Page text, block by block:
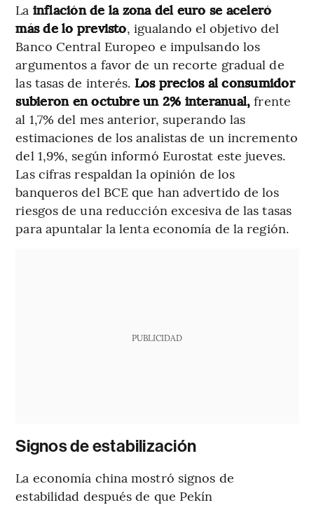
La inflación de la zona del euro se aceleró
más de lo previsto, igualando el objetivo del
Banco Central Europeo e impulsando los
argumentos a favor de un recorte gradual de
las tasas de interés. Los precios al consumidor
subieron en octubre un 2% interanual, frente
al 1,7% del mes anterior, superando las
estimaciones de los analistas de un incremento
del 1,9%, según informó Eurostat este jueves.
Las cifras respaldan la opinión de los
banqueros del BCE que han advertido de los
riesgos de una reducción excesiva de las tasas
para apuntalar la lenta economía de la región.
PUBLICIDAD
Signos de estabilización
La economía china mostró signos de
estabilidad después de que Pekín